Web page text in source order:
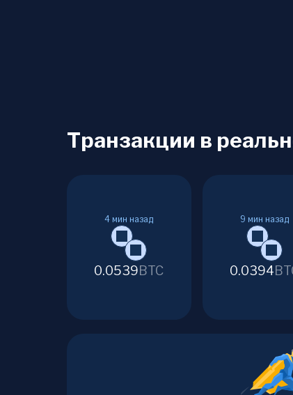
Транзакции в
4 мин назад
0.0539BTC
9 мин назад
0.0394